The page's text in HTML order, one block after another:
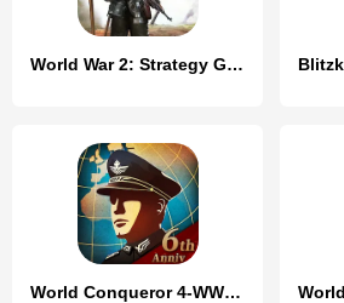
World War 2: Strategy Games
World Conqueror 4-WW2 Strategy